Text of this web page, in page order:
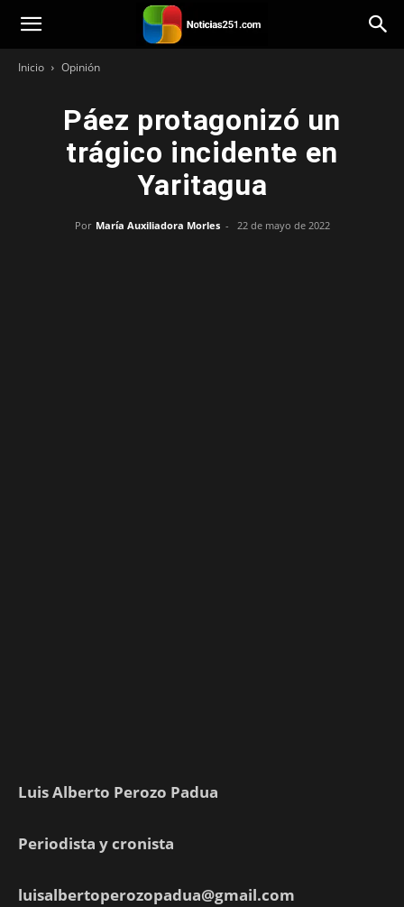
Noticias251
Inicio Opinión
Páez protagonizó un
trágico incidente en
Yaritagua
Por María Auxiliadora Morles - 22 de mayo de 2022
Luis Alberto Perozo Padua
Periodista y cronista
luisalbertoperozopadua@gmail.com